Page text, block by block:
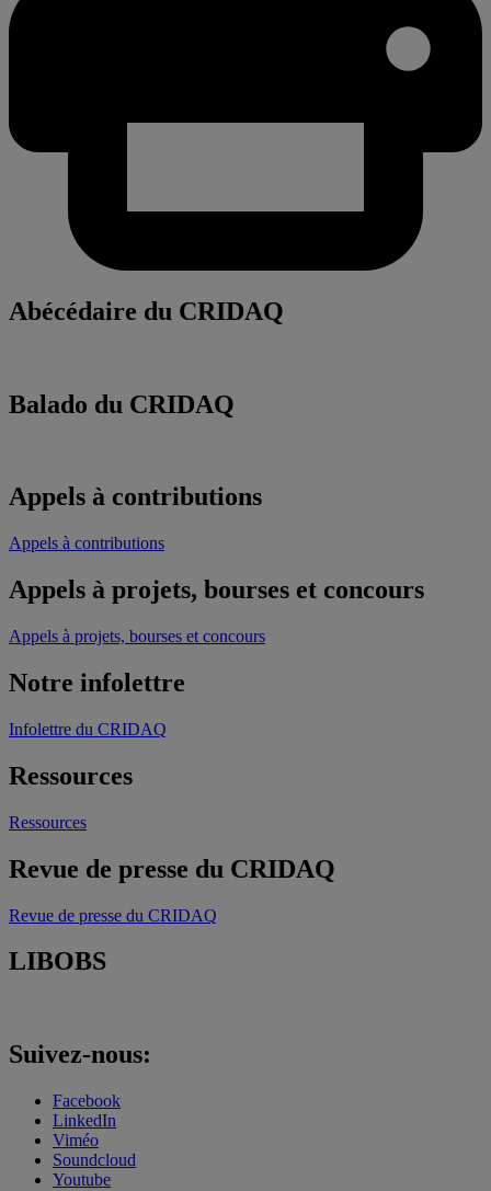
Abécédaire du CRIDAQ
Balado du CRIDAQ
Appels à contributions
Appels à contributions
Appels à projets, bourses et concours
Appels à projets, bourses et concours
Notre infolettre
Infolettre du CRIDAQ
Ressources
Ressources
Revue de presse du CRIDAQ
Revue de presse du CRIDAQ
LIBOBS
Suivez-nous:
Facebook
LinkedIn
Viméo
Soundcloud
Youtube